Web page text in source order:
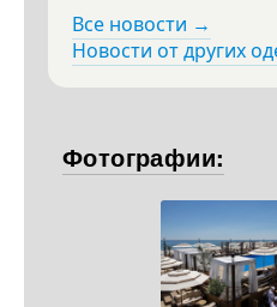
Все новости →
Новости от других
Фотографии: